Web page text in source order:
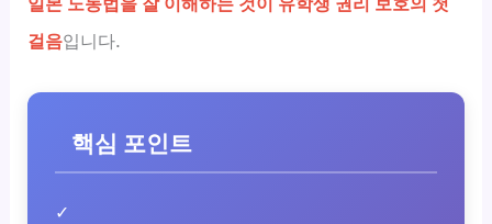
걸음입니다.
핵심 포인트
✓